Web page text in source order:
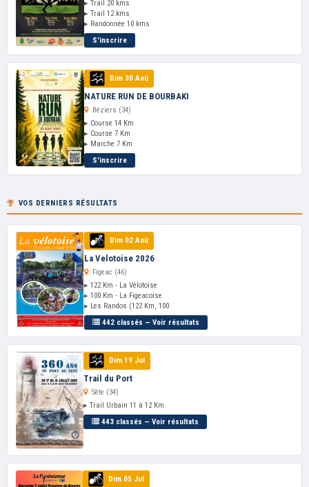
▸ Trail 20 kms
▸ Trail 12 kms
▸ Randonnée 10 kms
S'inscrire
Dim 30 Aoû
NATURE RUN DE BOURBAKI
Béziers (34)
▸ Course 14 Km
▸ Course 7 Km
▸ Marche 7 Km
S'inscrire
VOS DERNIERS RÉSULTATS
Dim 02 Aoû
La Velotoise 2026
Figeac (46)
▸ 122 Km - La Vélotoise
▸ 100 Km - La Figeacoise
▸ Les Randos (122 Km, 100
442 classés — Voir résultats
Dim 19 Jul
Trail du Port
Sète (34)
▸ Trail Urbain 11 à 12 Km
443 classés — Voir résultats
Dim 05 Jul